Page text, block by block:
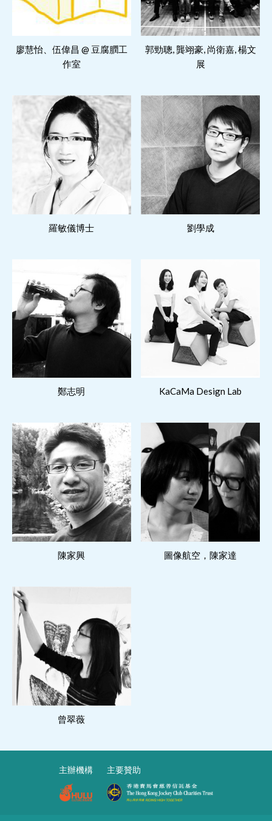
廖慧怡、伍偉昌 @ 豆腐膶工
作室
郭勁聰, 龔翊豪, 尚衛嘉, 楊文
展
羅敏儀博士 劉學成
鄭志明 KaCaMa Design Lab
陳家興 圖像航空，陳家達
曾翠薇
主辦機構 主要贊助